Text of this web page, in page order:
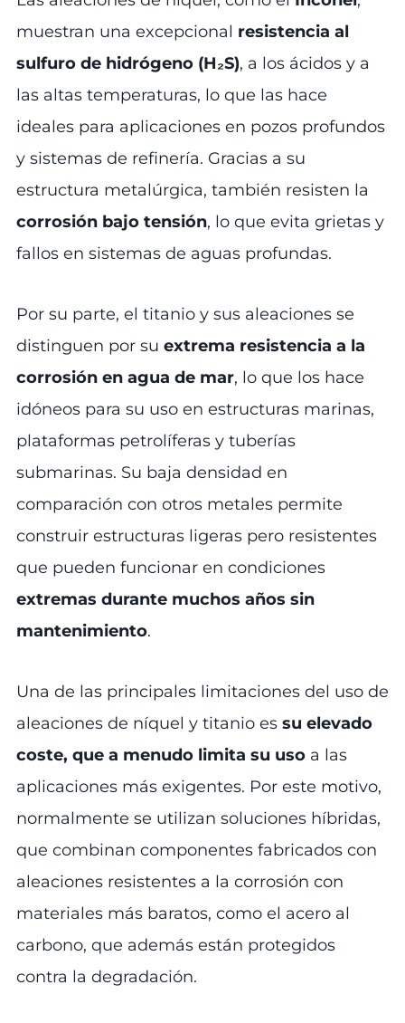
muestran una excepcional resistencia al
sulfuro de hidrógeno (H₂S), a los ácidos y a
las altas temperaturas, lo que las hace
ideales para aplicaciones en pozos profundos
y sistemas de refinería. Gracias a su
estructura metalúrgica, también resisten la
corrosión bajo tensión, lo que evita grietas y
fallos en sistemas de aguas profundas.
Por su parte, el titanio y sus aleaciones se
distinguen por su extrema resistencia a la
corrosión en agua de mar, lo que los hace
idóneos para su uso en estructuras marinas,
plataformas petrolíferas y tuberías
submarinas. Su baja densidad en
comparación con otros metales permite
construir estructuras ligeras pero resistentes
que pueden funcionar en condiciones
extremas durante muchos años sin
mantenimiento.
Una de las principales limitaciones del uso de
aleaciones de níquel y titanio es su elevado
coste, que a menudo limita su uso a las
aplicaciones más exigentes. Por este motivo,
normalmente se utilizan soluciones híbridas,
que combinan componentes fabricados con
aleaciones resistentes a la corrosión con
materiales más baratos, como el acero al
carbono, que además están protegidos
contra la degradación.